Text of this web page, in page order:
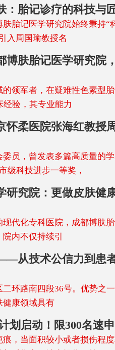
：胎记诊疗的科技与
胎记医学研究院始终秉持“
入周国瑜教授名
博肤胎记医学研究院
领军者，在疑难性色素型
验，其专业能力
柔医院张海红教授
员，曾发表多篇高质量的
级科技进步一等奖，
研究院：更做皮肤健
代化专科医院，成都博肤
内不仅持续引
从技术公信力到患
环路南四段36号。优势之
健康领域具有
划启动！限300名速
，当面积较小或者损伤程